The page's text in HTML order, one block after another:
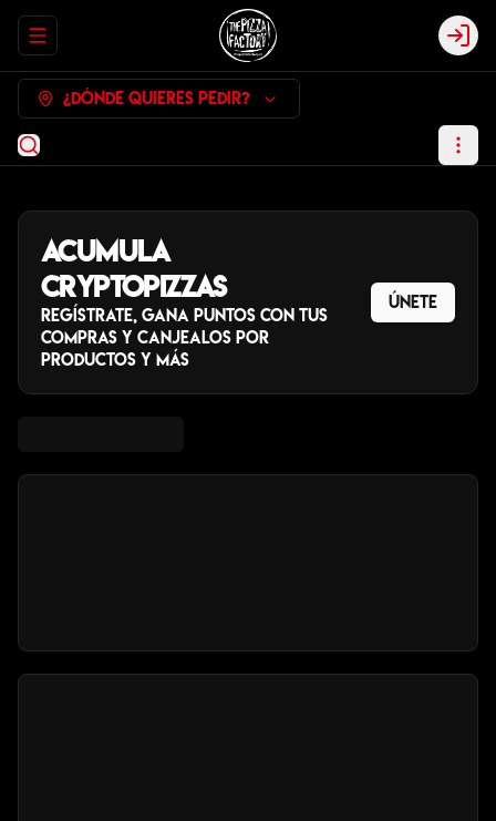
Abrir menu de navegación
¿Dónde quieres pedir?
Acumula
CryptoPizzas
Regístrate, gana puntos con tus
compras y canjealos por
productos y más
Únete